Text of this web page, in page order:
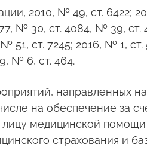
2010, № 49, ст. 6422;
№ 30, ст. 4084, № 39,
ст. 7245; 2016, № 1, ст.
№ 6, ст. 464.
направленных
на обеспечение за
медицинской
страхования и